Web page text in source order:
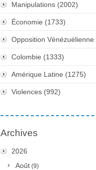
Manipulations (2002)
Économie (1733)
Opposition Vénézuélienne
Colombie (1333)
Amérique Latine (1275)
Violences (992)
Archives
2026
Août (9)